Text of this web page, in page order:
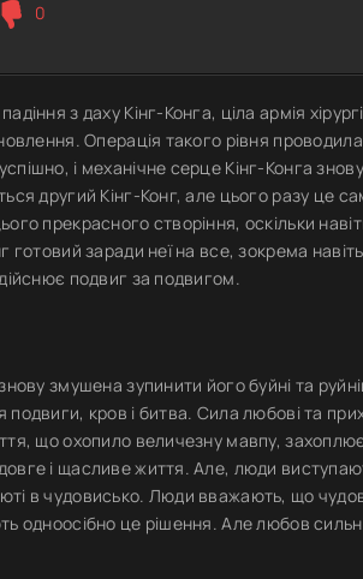
0
з даху Кінг-Конга, ціла армія
Операція такого рівня
і механічне серце Кінг-Конга
другий Кінг-Конг, але цього разу це
прекрасного створіння, оскільки
готовий заради неї на все, зокрема
подвиг за подвигом.
змушена зупинити його буйні та
кров і битва. Сила любові та
що охопило величезну мавпу,
і щасливе життя. Але, люди
в чудовисько. Люди вважають, що
одноосібно це рішення. Але любов